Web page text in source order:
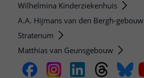
Wilhelmina Kinderziekenhuis
A.A. Hijmans van den Bergh-gebouw
Stratenum
Matthias van Geunsgebouw